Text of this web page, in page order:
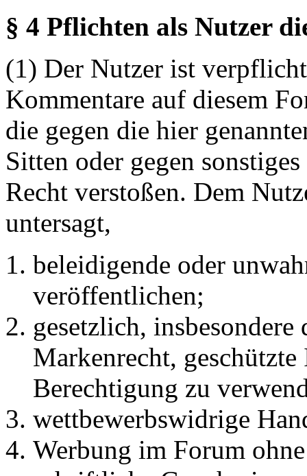
§ 4 Pflichten als Nutzer
(1) Der Nutzer ist
Kommentare auf diesem
die gegen die hier
Sitten oder gegen
Recht verstoßen. Dem
untersagt,
beleidigende oder
veröffentlichen;
gesetzlich,
Markenrecht, geschützte
Berechtigung zu
wettbewerbswidrige
Werbung im Forum